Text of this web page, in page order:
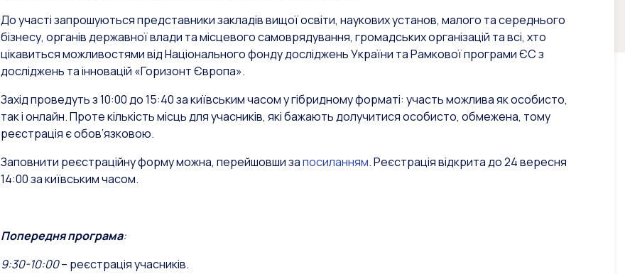
До участі запрошуються представники закладів вищої освіти, наукових установ, малого та середнього
бізнесу, органів державної влади та місцевого самоврядування, громадських організацій та всі, хто
цікавиться можливостями від Національного фонду досліджень України та Рамкової програми ЄС з
досліджень та інновацій «Горизонт Європа».
Захід проведуть з 10:00 до 15:40 за київським часом у гібридному форматі: участь можлива як особисто,
так і онлайн. Проте кількість місць для учасників, які бажають долучитися особисто, обмежена, тому
реєстрація є обов’язковою.
Заповнити реєстраційну форму можна, перейшовши запосиланням. Реєстрація відкрита до 24 вересня
14:00 за київським часом.
Попередня програма:
9:30-10:00– реєстрація учасників.